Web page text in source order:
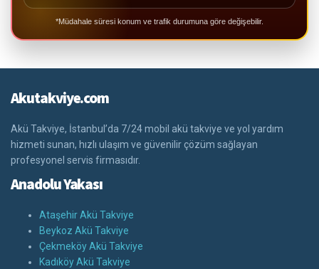
*Müdahale süresi konum ve trafik durumuna göre değişebilir.
Akutakviye.com
Akü Takviye, İstanbul’da 7/24 mobil akü takviye ve yol yardım
hizmeti sunan, hızlı ulaşım ve güvenilir çözüm sağlayan
profesyonel servis firmasıdır.
Anadolu Yakası
Ataşehir Akü Takviye
Beykoz Akü Takviye
Çekmeköy Akü Takviye
Kadıköy Akü Takviye